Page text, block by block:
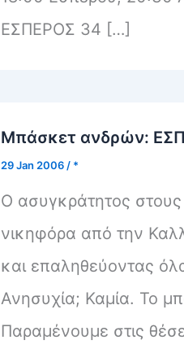
ΕΣΠΕΡΟΣ 34 […]
Μπάσκετ ανδρών:
29 Jan 2006 / *
Ο ασυγκράτητος
νικηφόρα από την
και επαληθεύοντας
Ανησυχία; Καμία. Το
Παραμένουμε στις